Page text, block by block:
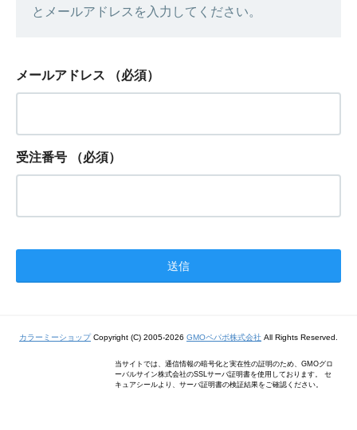
とメールアドレスを入力してください。
メールアドレス （必須）
受注番号 （必須）
カラーミーショップCopyright (C) 2005-2026 GMOペパボ株式会社 All Rights Reserved.
当サイトでは、通信情報の暗号化と実在性の証明のため、GMOグロ
ーバルサイン株式会社のSSLサーバ証明書を使用しております。 セ
キュアシールより、サーバ証明書の検証結果をご確認ください。